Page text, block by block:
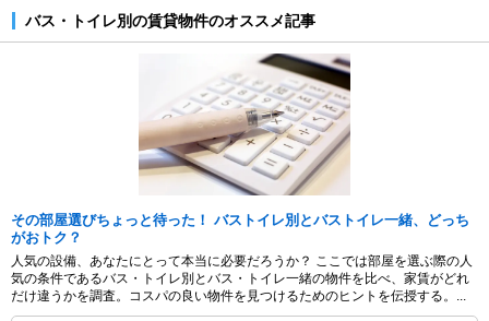
バス・トイレ別の賃貸物件のオススメ記事
その部屋選びちょっと待った！ バストイレ別とバストイレ一緒、どっち
がおトク？
人気の設備、あなたにとって本当に必要だろうか？ ここでは部屋を選ぶ際の人
気の条件であるバス・トイレ別とバス・トイレ一緒の物件を比べ、家賃がどれ
だけ違うかを調査。コスパの良い物件を見つけるためのヒントを伝授する。...